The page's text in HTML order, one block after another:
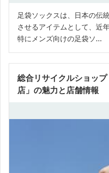
足袋ソックスは、日本の伝
させるアイテムとして、近
特にメンズ向けの足袋ソ...
総合リサイクルショッ
店」の魅力と店舗情報